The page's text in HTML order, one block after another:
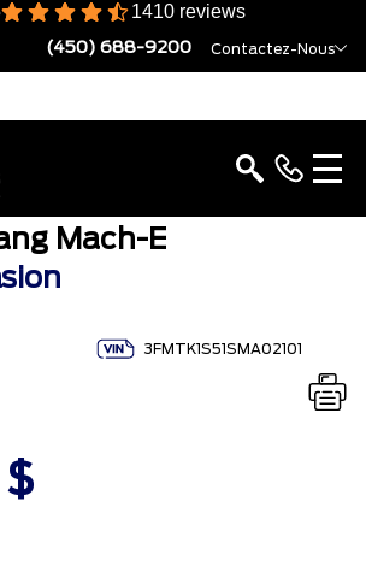
1410 reviews
(450) 688-9200 Contactez-Nous
Mach-E
3FMTK1S51SMA02101